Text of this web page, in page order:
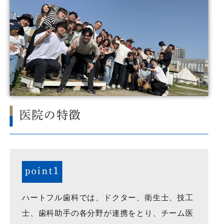
医院の特徴
point1
ハートフル歯科では、ドクター、衛生士、技工
士、歯科助手の各分野が連携をとり、チーム医